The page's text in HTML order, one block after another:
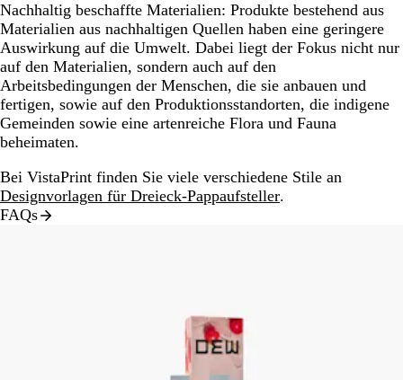
Nachhaltig beschaffte Materialien: Produkte bestehend aus
Materialien aus nachhaltigen Quellen haben eine geringere
Auswirkung auf die Umwelt. Dabei liegt der Fokus nicht nur
auf den Materialien, sondern auch auf den
Arbeitsbedingungen der Menschen, die sie anbauen und
fertigen, sowie auf den Produktionsstandorten, die indigene
Gemeinden sowie eine artenreiche Flora und Fauna
beheimaten.
Bei VistaPrint finden Sie viele verschiedene Stile an
Designvorlagen für Dreieck-Pappaufsteller.
FAQs